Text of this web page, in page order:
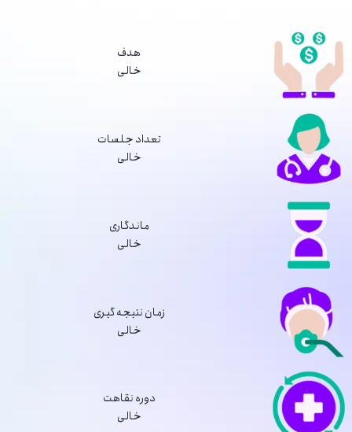
هدف
خالی
تعداد جلسات
خالی
ماندگاری
خالی
زمان نتیجه گیری
خالی
دوره نقاهت
خالی